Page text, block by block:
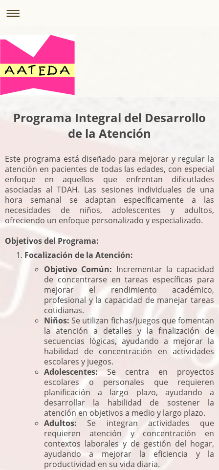
Programa Integral del Desarrollo
de la Atención
Este programa está diseñado para mejorar y regular la
atención en pacientes de todas las edades, con especial
enfoque en aquellos que enfrentan dificutlades
asociadas al TDAH. Las sesiones individuales de una
hora semanal se adaptan específicamente a las
necesidades de niños, adolescentes y adultos,
ofreciendo un enfoque personalizado y especializado.
Objetivos del Programa:
Focalización de la Atención:
Objetivo Común: Incrementar la capacidad
de concentrarse en tareas específicas para
mejorar el rendimiento académico,
profesional y la capacidad de manejar tareas
cotidianas.
Niños: Se utilizan fichas/juegos que fomentan
la atención a detalles y la finalización de
secuencias lógicas, ayudando a mejorar la
habilidad de concentración en actividades
escolares y juegos.
Adolescentes: Se centra en proyectos
escolares o personales que requieren
planificación a largo plazo, ayudando a
desarrollar la habilidad de sostener la
atención en objetivos a medio y largo plazo.
Adultos: Se integran actividades que
requieren atención y concentración en
contextos laborales y de gestión del hogar,
ayudando a mejorar la eficiencia y la
productividad en su vida diaria.